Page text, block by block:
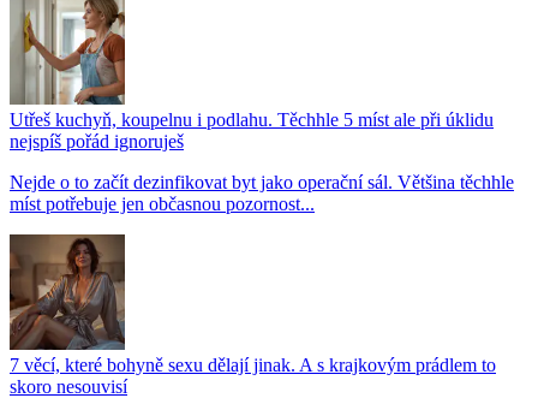
Utřeš kuchyň, koupelnu i podlahu. Těchhle 5 míst ale při úklidu
nejspíš pořád ignoruješ
Nejde o to začít dezinfikovat byt jako operační sál. Většina těchhle
míst potřebuje jen občasnou pozornost...
7 věcí, které bohyně sexu dělají jinak. A s krajkovým prádlem to
skoro nesouvisí